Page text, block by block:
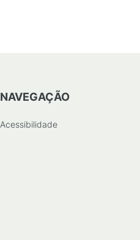
NAVEGAÇÃO
Acessibilidade